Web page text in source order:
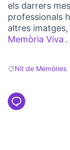
els darrers
professionals
altres
Memòria Viva .
Resultats en filtrar
Nit de Memòries